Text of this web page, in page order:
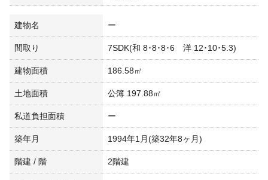
建物名 ー
間取り 7SDK(和 8･8･8･6 洋 12･10･5.3)
建物面積 186.58㎡
土地面積 公簿 197.88㎡
私道負担面積 ー
築年月 1994年1月(築32年8ヶ月)
階建 / 階 2階建